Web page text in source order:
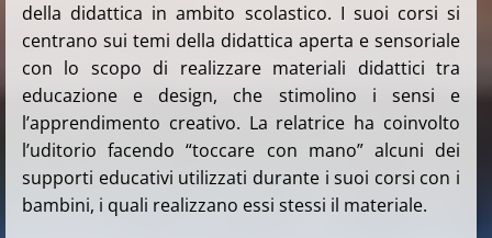
della didattica in ambito scolastico. I suoi corsi si
centrano sui temi della didattica aperta e sensoriale
con lo scopo di realizzare materiali didattici tra
educazione e design, che stimolino i sensi e
l’apprendimento creativo. La relatrice ha coinvolto
l’uditorio facendo “toccare con mano” alcuni dei
supporti educativi utilizzati durante i suoi corsi con i
bambini, i quali realizzano essi stessi il materiale.